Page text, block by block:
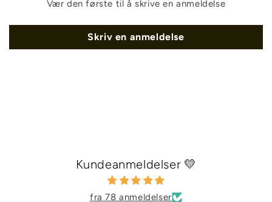
Vær den første til å skrive en anmeldelse
Skriv en anmeldelse
Kundeanmeldelser 💛
fra 78 anmeldelser